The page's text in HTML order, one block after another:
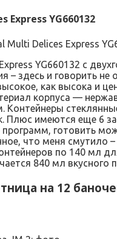
Express YG660132
YG660132 с
– здесь и говорить не
как высока и
корпуса —
Контейнеры
Плюс имеются еще 6
программ, готовить
что меня смутило
по 140 мл
840 мл вкусного
на 12